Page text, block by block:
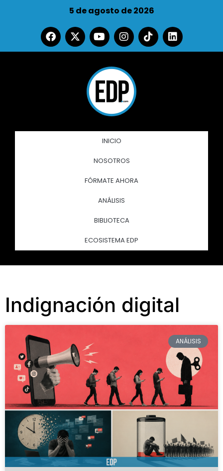
5 de agosto de 2026
INICIO
NOSOTROS
FÓRMATE AHORA
ANÁLISIS
BIBLIOTECA
ECOSISTEMA EDP
Indignación digital
ANÁLISIS